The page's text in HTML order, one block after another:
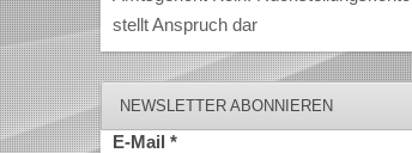
stellt Anspruch dar
NEWSLETTER ABONNIEREN
E-Mail *